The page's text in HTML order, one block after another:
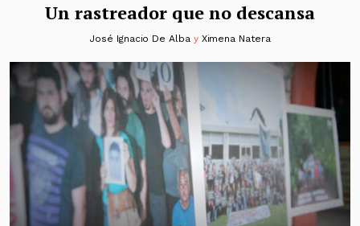
Un rastreador que no descansa
José Ignacio De Albay Ximena Natera